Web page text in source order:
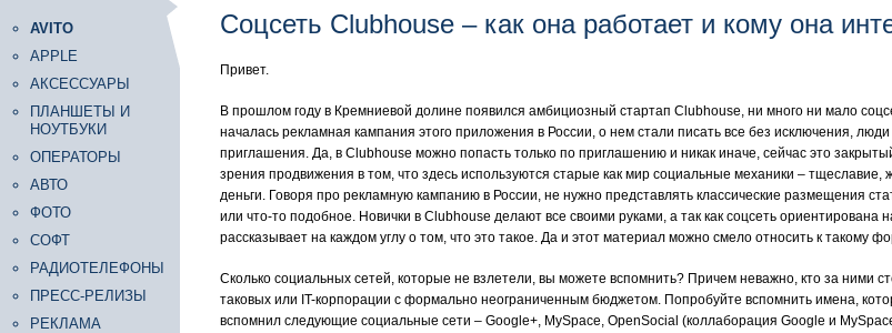
AVITO
APPLE
АКСЕССУАРЫ
ПЛАНШЕТЫ И
НОУТБУКИ
ОПЕРАТОРЫ
АВТО
ФОТО
СОФТ
РАДИОТЕЛЕФОНЫ
ПРЕСС-РЕЛИЗЫ
РЕКЛАМА
Соцсеть Clubhouse – как она работает и кому она
Привет.
В прошлом году в Кремниевой долине появился амбициозный стартап Clubhouse, ни много ни мало
началась рекламная кампания этого приложения в России, о нем стали писать все без исключения,
приглашения. Да, в Clubhouse можно попасть только по приглашению и никак иначе, сейчас это
зрения продвижения в том, что здесь используются старые как мир социальные механики – тщеславие,
деньги. Говоря про рекламную кампанию в России, не нужно представлять классические размещения
или что-то подобное. Новички в Clubhouse делают все своими руками, а так как соцсеть ориентирована
рассказывает на каждом углу о том, что это такое. Да и этот материал можно смело относить к такому
Сколько социальных сетей, которые не взлетели, вы можете вспомнить? Причем неважно, кто за ними
таковых или IT-корпорации с формально неограниченным бюджетом. Попробуйте вспомнить имена,
вспомнил следующие социальные сети – Google+, MySpace, OpenSocial (коллаборация Google и